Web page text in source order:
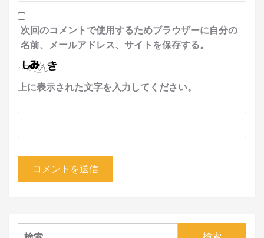
次回のコメントで使用するためブラウザーに自分の
名前、メールアドレス、サイトを保存する。
上に表示された文字を入力してください。
検